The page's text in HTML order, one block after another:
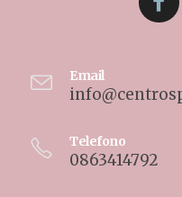
Email
Telefono
0863414792